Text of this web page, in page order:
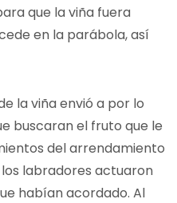
que la viña fuera
en la parábola, así
la viña envió a por lo
buscaran el fruto que le
del arrendamiento
labradores actuaron
habían acordado. Al